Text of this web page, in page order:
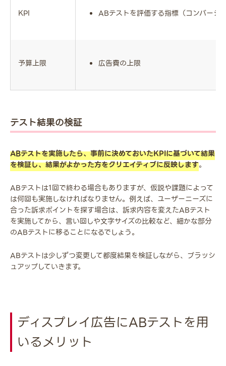
KPI ABテストを評価する指標（コンバージ
予算上限 広告費の上限
テスト結果の検証
ABテストを実施したら、事前に決めておいたKPIに基づいて結果
を検証し、結果がよかった方をクリエイティブに反映します。
ABテストは1回で終わる場合もありますが、仮説や課題によって
は何回も実施しなければなりません。例えば、ユーザーニーズに
合った訴求ポイントを探す場合は、訴求内容を変えたABテスト
を実施してから、言い回しや文字サイズの比較など、細かな部分
のABテストに移ることになるでしょう。
ABテストは少しずつ変更して都度結果を検証しながら、ブラッシ
ュアップしていきます。
ディスプレイ広告にABテストを用
いるメリット